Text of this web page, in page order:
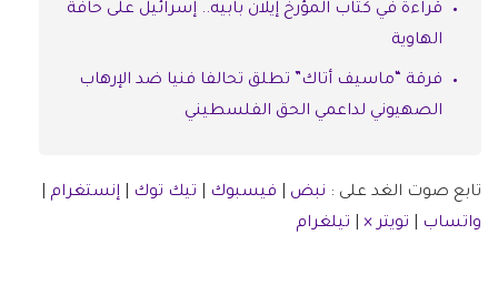
قراءة في كتاب المؤرخ إيلان بابيه.. إسرائيل على حافة
الهاوية
فرقة “ماسيف أتاك” تطلق تحالفا فنيا ضد الإرهاب
الصهيوني لداعمي الحق الفلسطيني
تابع صوت الغد على : نبض فيسبوك تيك توك إنستغرام
واتساب
تويتر × تيلغرام